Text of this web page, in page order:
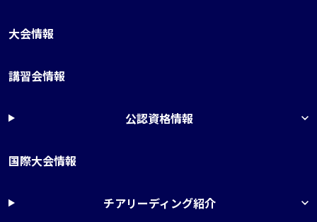
大会情報
講習会情報
公認資格情報
国際大会情報
チアリーディング紹介